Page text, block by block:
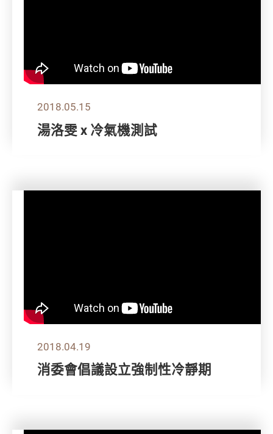
2018.05.15
湯洛雯 x 冷氣機測試
2018.04.19
消委會倡議設立強制性冷靜期